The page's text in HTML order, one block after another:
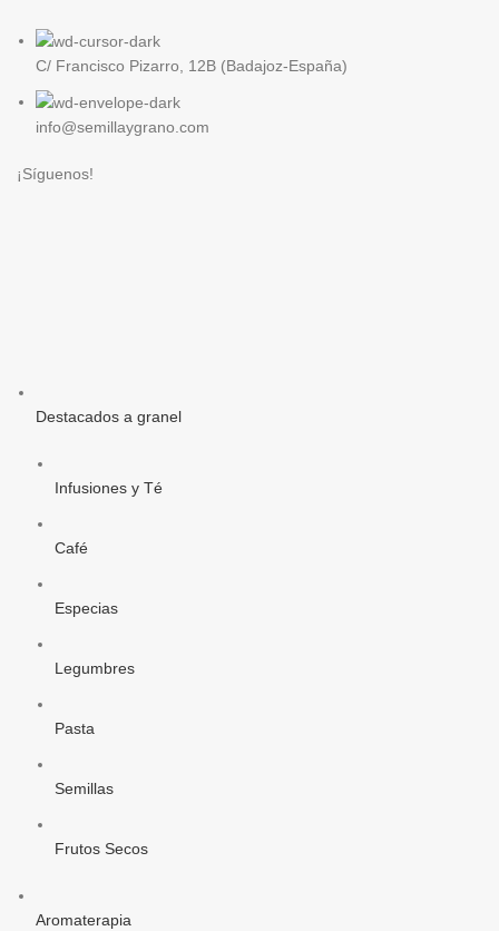
C/ Francisco Pizarro, 12B (Badajoz-España)
info@semillaygrano.com
¡Síguenos!
Destacados a granel
Infusiones y Té
Café
Especias
Legumbres
Pasta
Semillas
Frutos Secos
Aromaterapia